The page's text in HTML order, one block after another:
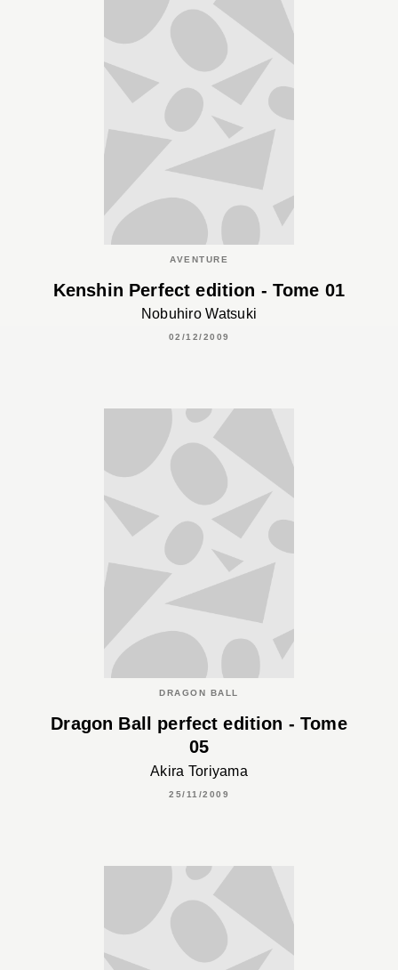
AVENTURE
Kenshin Perfect edition - Tome 01
Nobuhiro Watsuki
02/12/2009
DRAGON BALL
Dragon Ball perfect edition - Tome
05
Akira Toriyama
25/11/2009